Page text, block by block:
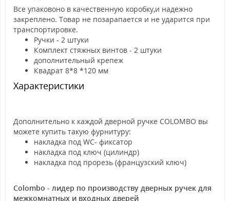
Все упаковоно в качественную коробку,и надежно
закреплено. Товар не позарапается и не ударится при
транспортировке.
Ручки - 2 штуки
Комплект стяжных винтов - 2 штуки
дополнительный крепеж
Квадрат 8*8 *120 мм
Характеристики
Дополнительно к каждой дверной ручке COLOMBO вы
можете купить такую фурнитуру:
накладка под WC- фиксатор
накладка под ключ (цилиндр)
накладка под прорезь (французский ключ)
Colombo - лидер по производству дверных ручек для
межкомнатных и входных дверей